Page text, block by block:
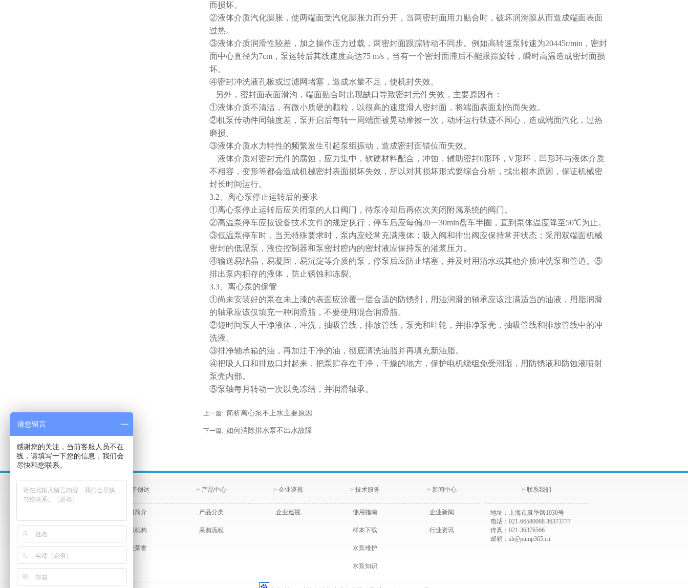
而损坏。
②液体介质汽化膨胀，使两端面受汽化膨胀力而分开，当两密封面用力贴合时，破坏润滑膜从而造成端面表面
过热。
③液体介质润滑性较差，加之操作压力过载，两密封面跟踪转动不同步。例如高转速泵转速为20445r/min，密封
面中心直径为7cm，泵运转后其线速度高达75 m/s，当有一个密封面滞后不能跟踪旋转，瞬时高温造成密封面损
坏。
④密封冲洗液孔板或过滤网堵塞，造成水量不足，使机封失效。
另外，密封面表面滑沟，端面贴合时出现缺口导致密封元件失效，主要原因有：
①液体介质不清洁，有微小质硬的颗粒，以很高的速度滑人密封面，将端面表面划伤而失效。
②机泵传动件同轴度差，泵开启后每转一周端面被晃动摩擦一次，动环运行轨迹不同心，造成端面汽化，过热
磨损。
③液体介质水力特性的频繁发生引起泵组振动，造成密封面错位而失效。
液体介质对密封元件的腐蚀，应力集中，软硬材料配合，冲蚀，辅助密封0形环，V形环，凹形环与液体介质
不相容，变形等都会造成机械密封表面损坏失效，所以对其损坏形式要综合分析，找出根本原因，保证机械密
封长时间运行。
3.2、离心泵停止运转后的要求
①离心泵停止运转后应关闭泵的人口阀门，待泵冷却后再依次关闭附属系统的阀门。
②高温泵停车应按设备技术文件的规定执行，停车后应每偏20一30min盘车半圈，直到泵体温度降至50℃为止。
③低温泵停车时，当无特殊要求时，泵内应经常充满液体；吸入阀和排出阀应保持常开状态；采用双端面机械
密封的低温泵，液位控制器和泵密封腔内的密封液应保持泵的灌浆压力。
④输送易结晶，易凝固，易沉淀等介质的泵，停泵后应防止堵塞，并及时用清水或其他介质冲洗泵和管道。⑤
排出泵内积存的液体，防止锈蚀和冻裂。
3.3、离心泵的保管
①尚未安装好的泵在未上漆的表面应涂覆一层合适的防锈剂，用油润滑的轴承应该注满适当的油液，用脂润滑
的轴承应该仅填充一种润滑脂，不要使用混合润滑脂。
②短时间泵人干净液体，冲洗，抽吸管线，排放管线，泵壳和叶轮，并排净泵壳，抽吸管线和排放管线中的冲
洗液。
③排净轴承箱的油，再加注干净的油，彻底清洗油脂并再填充新油脂。
④把吸人口和排放口封起来，把泵贮存在干净，干燥的地方，保护电机绕组免受潮湿，用防锈液和防蚀液喷射
泵壳内部。
⑤泵轴每月转动一次以免冻结，并润滑轴承。
上一篇: 简析离心泵不上水主要原因
下一篇: 如何消除排水泵不出水故障
> 关于创达
公司简介
组织机构
企业荣誉
> 产品中心
产品分类
采购流程
> 企业巡视
企业巡视
> 技术服务
使用指南
样本下载
水泵维护
水泵知识
> 新闻中心
企业新闻
行业资讯
> 联系我们
地址：上海市真华路1030号
电话：021-66580088 36373777
传真：021-36376566
邮箱：sh@pump365.cn
请您留言
感谢您的关注，当前客服人员不在
线，请填写一下您的信息，我们会
尽快和您联系。